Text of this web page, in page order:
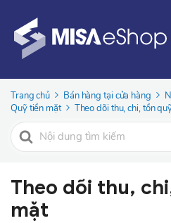
Trang chủ Bán hàng tại cửa hàng
Quỹ tiền mặt
Theo dõi thu, chi, tồn
Tìm
kiếm
Theo dõi thu,
mặt